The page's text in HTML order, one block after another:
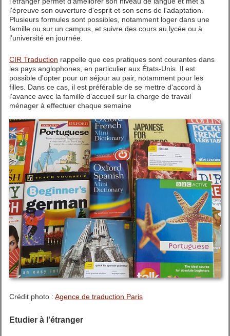
l'épreuve son ouverture d'esprit et son sens de l'adaptation.
Plusieurs formules sont possibles, notamment loger dans une
famille ou sur un campus, et suivre des cours au lycée ou à
l'université en journée.
CIR Traduction rappelle que ces pratiques sont courantes dans
les pays anglophones, en particulier aux États-Unis. Il est
possible d'opter pour un séjour au pair, notamment pour les
filles. Dans ce cas, il est préférable de se mettre d'accord à
l'avance avec la famille d’accueil sur la charge de travail
ménager à effectuer chaque semaine
Crédit photo : Agence de traduction Paris
Etudier à l'étranger